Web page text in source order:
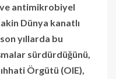
antimikrobiyel
Dünya kanatlı
yıllarda bu
sürdürdüğünü,
Örgütü (OIE),